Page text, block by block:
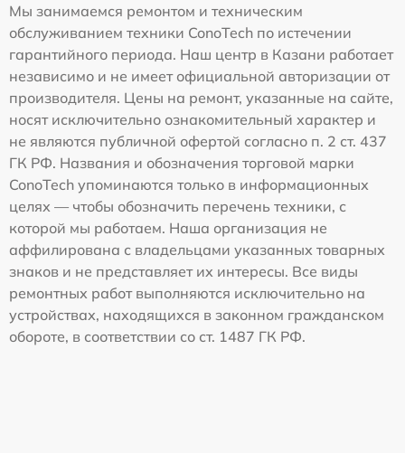
Мы занимаемся ремонтом и техническим
обслуживанием техники ConoTech по истечении
гарантийного периода. Наш центр в Казани работает
независимо и не имеет официальной авторизации от
производителя. Цены на ремонт, указанные на сайте,
носят исключительно ознакомительный характер и
не являются публичной офертой согласно п. 2 ст. 437
ГК РФ. Названия и обозначения торговой марки
ConoTech упоминаются только в информационных
целях — чтобы обозначить перечень техники, с
которой мы работаем. Наша организация не
аффилирована с владельцами указанных товарных
знаков и не представляет их интересы. Все виды
ремонтных работ выполняются исключительно на
устройствах, находящихся в законном гражданском
обороте, в соответствии со ст. 1487 ГК РФ.